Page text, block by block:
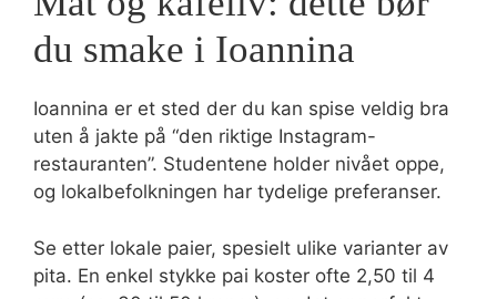
du smake i Ioannina
Ioannina er et sted der du kan spise veldig bra
uten å jakte på “den riktige Instagram-
restauranten”. Studentene holder nivået oppe,
og lokalbefolkningen har tydelige preferanser.
Se etter lokale paier, spesielt ulike varianter av
pita. En enkel stykke pai koster ofte 2,50 til 4